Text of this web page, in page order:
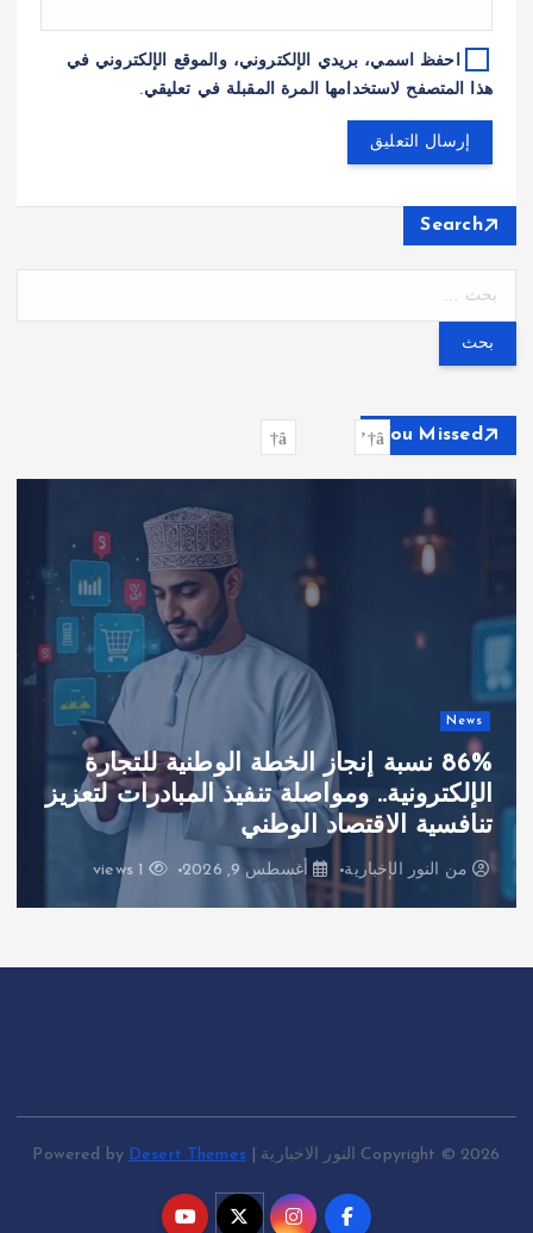
احفظ اسمي، بريدي الإلكتروني، والموقع الإلكتروني في
هذا المتصفح لاستخدامها المرة المقبلة في تعليقي.
Search
ح
ع
You Missed
News
86% نسبة إنجاز الخطة الوطنية للتجارة
الإلكترونية.. ومواصلة تنفيذ المبادرات لتعزيز
تنافسية الاقتصاد الوطني
من النور الإخبارية أغسطس 9, 2026 1 views
Copyright © 2026 النور الاخبارية | Powered by Desert Themes